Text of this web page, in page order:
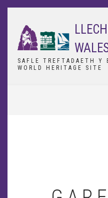
Skip
content
SAFLE TREFTADAETH Y
WORLD HERITAGE SITE